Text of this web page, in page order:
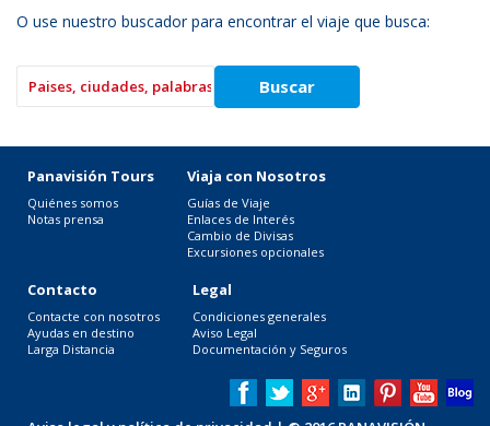
O use nuestro buscador para encontrar el viaje que busca:
Panavisión Tours
Quiénes somos
Notas prensa
Viaja con Nosotros
Guías de Viaje
Enlaces de Interés
Cambio de Divisas
Excursiones opcionales
Contacto
Contacte con nosotros
Ayudas en destino
Larga Distancia
Legal
Condiciones generales
Aviso Legal
Documentación y Seguros